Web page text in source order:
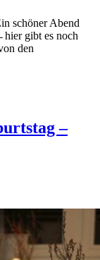
schöner Abend
gibt es noch
den
–